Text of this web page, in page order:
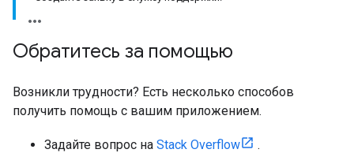
Обратитесь за помощью
Возникли трудности? Есть несколько способов
получить помощь с вашим приложением.
Задайте вопрос на Stack Overflow
.